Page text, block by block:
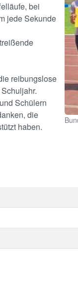
bei
jede Sekunde
reibungslose
Schülern
die
haben.